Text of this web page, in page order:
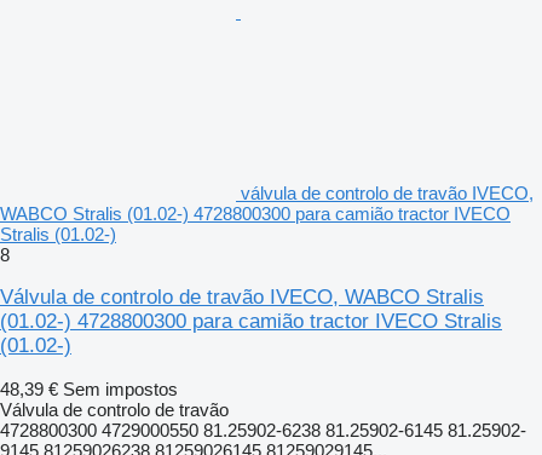
válvula de controlo de travão IVECO,
WABCO Stralis (01.02-) 4728800300 para camião tractor IVECO
Stralis (01.02-)
8
Válvula de controlo de travão IVECO, WABCO Stralis
(01.02-) 4728800300 para camião tractor IVECO Stralis
(01.02-)
48,39 € Sem impostos
Válvula de controlo de travão
4728800300 4729000550 81.25902-6238 81.25902-6145 81.25902-
9145 81259026238 81259026145 81259029145...